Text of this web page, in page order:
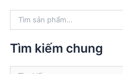
k
Tìm kiếm chung